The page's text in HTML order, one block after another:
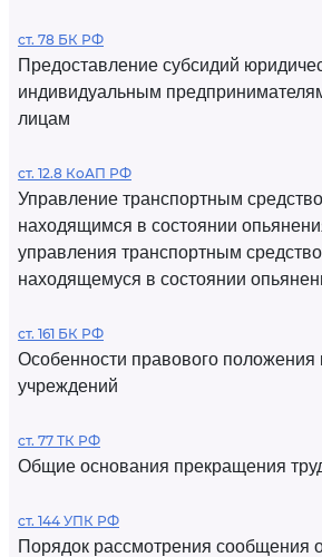
ст. 78 БК РФ
Предоставление субсидий
индивидуальным
лицам
ст. 12.8 КоАП РФ
Управление транспортным
находящимся в состоянии
управления транспортным
находящемуся в состоянии
ст. 161 БК РФ
Особенности правового положения
учреждений
ст. 77 ТК РФ
Общие основания прекращения
ст. 144 УПК РФ
Порядок рассмотрения сообщения